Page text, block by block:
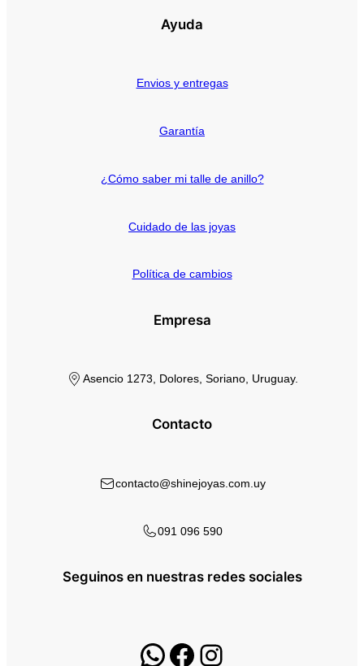
Ayuda
Envios y entregas
Garantía
¿Cómo saber mi talle de anillo?
Cuidado de las joyas
Política de cambios
Empresa
Asencio 1273, Dolores, Soriano, Uruguay.
Contacto
contacto@shinejoyas.com.uy
091 096 590
Seguinos en nuestras redes sociales
WhatsApp Facebook Instagram